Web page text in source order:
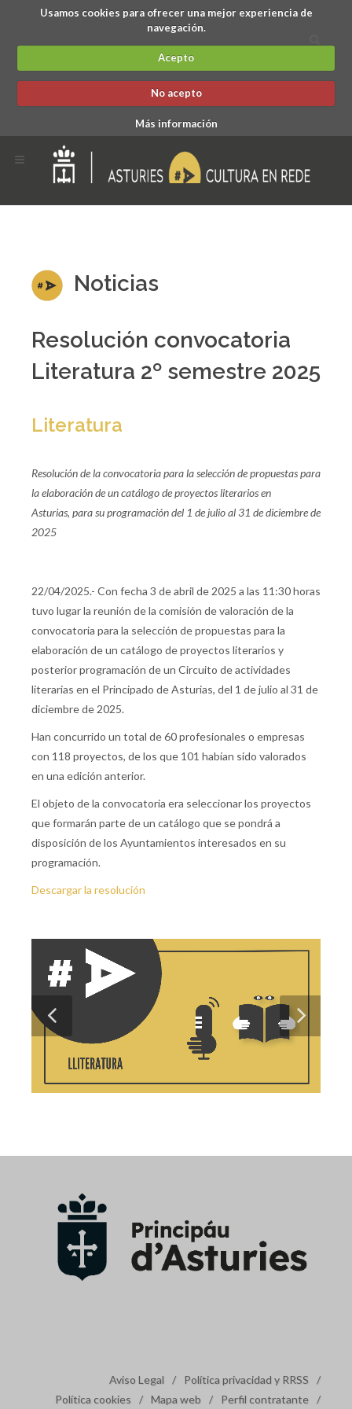
Usamos cookies para ofrecer una mejor experiencia de
navegación.
Acepto
No acepto
Más información
Noticias
Resolución convocatoria
Literatura 2º semestre 2025
Literatura
Resolución de la convocatoria para la selección de propuestas para
la elaboración de un catálogo de proyectos literarios en
Asturias, para su programación del 1 de julio al 31 de diciembrede
2025
22/04/2025.- Con fecha 3 de abril de 2025 a las 11:30 horas
tuvo lugar la reunión de la comisión de valoración de la
convocatoria para la selección de propuestas para la
elaboración de un catálogo de proyectos literarios y
posterior programación de un Circuito de actividades
literarias en el Principado de Asturias, del 1 de julio al 31 de
diciembre de 2025.
Han concurrido un total de 60 profesionales o empresas
con 118 proyectos, de los que 101 habían sido valorados
en una edición anterior.
El objeto de la convocatoria era seleccionar los proyectos
que formarán parte de un catálogo que se pondrá a
disposición de los Ayuntamientos interesados en su
programación.
Descargar la resolución
Aviso Legal / Política privacidad y RRSS
/
Política cookies
/ Mapa web / Perfil contratante /